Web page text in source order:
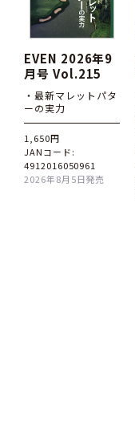
EVEN 2026年9
月号 Vol.215
・最新マレットパタ
ーの実力
1,650円
JANコード:
4912016050961
2026年8月5日発売